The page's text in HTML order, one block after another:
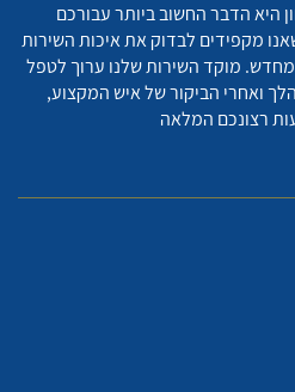
היא הדבר החשוב ביותר עבורכם
מקפידים לבדוק את איכות השירות
מוקד השירות שלנו ערוך לטפל
ואחרי הביקור של איש המקצוע,
רצונכם המלאה